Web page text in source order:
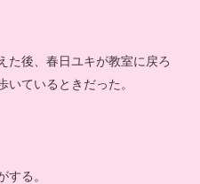
後、春日ユキが教室に戻ろ
いているときだった。
る。